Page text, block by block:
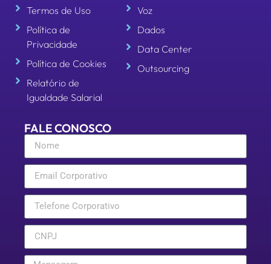
Termos de Uso
Política de
Privacidade
Política de Cookies
Relatório de
Igualdade Salarial
Voz
Dados
Data Center
Outsourcing
FALE CONOSCO